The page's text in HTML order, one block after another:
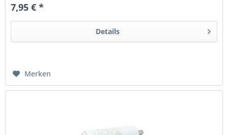
7,95 € *
Details
Merken